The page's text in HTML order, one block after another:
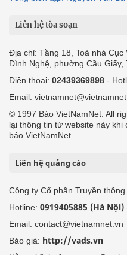
Liên hệ tòa soạn
Địa chỉ: Tầng 18, Toà nhà
Đình Nghệ, phường Cầu Giấy,
Điện thoại: 02439369898 -
Email:
© 1997 Báo VietNamNet. All
lại thông tin từ website này
báo VietNamNet.
Liên hệ quảng cáo
Công ty Cổ phần Truyền
Hotline: 0919405885 (Hà Nội)
Email: contact@vietnamnet.vn
Báo giá: http://vads.vn